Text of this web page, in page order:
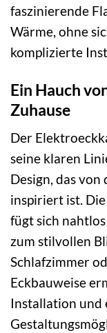
faszinierende
Wärme, ohne
komplizierte
Ein Hauch
Zuhause
Der
seine klaren
Design, das
inspiriert ist.
fügt sich
zum stilvollen
Schlafzimmer
Eckbauweise
Installation und